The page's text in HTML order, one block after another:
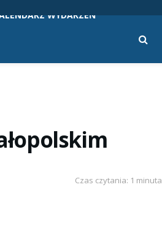
WYDARZEŃ
Czas czytania: 1 minuta